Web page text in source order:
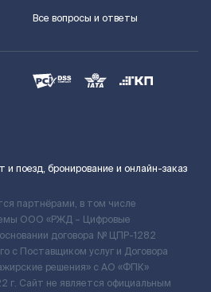
Все вопросы и ответы
поезд, бронирование и онлайн-заказ
партнёрами, в том числе
ООО «РЖД – Цифровые
договора № ЦПР-1282
с Поставщиком услуг и Договора
решения» c АО «ФПК»
Сайт не является официальным